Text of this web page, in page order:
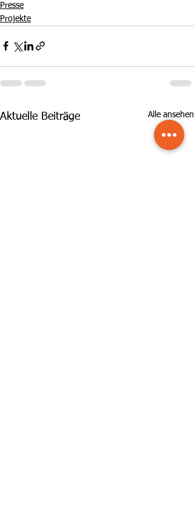
Presse
Projekte
Aktuelle Beiträge Alle ansehen